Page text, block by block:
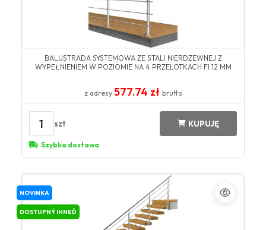
BALUSTRADA SYSTEMOWA ZE STALI NIERDZEWNEJ Z
WYPEŁNIENIEM W POZIOMIE NA 4 PRZELOTKACH FI 12 MM
z adresy 577.74 zł brutto
1 szt KUPUJĘ
Szybka dostawa
NOVINKA
DOSTUPNÝ IHNEĎ